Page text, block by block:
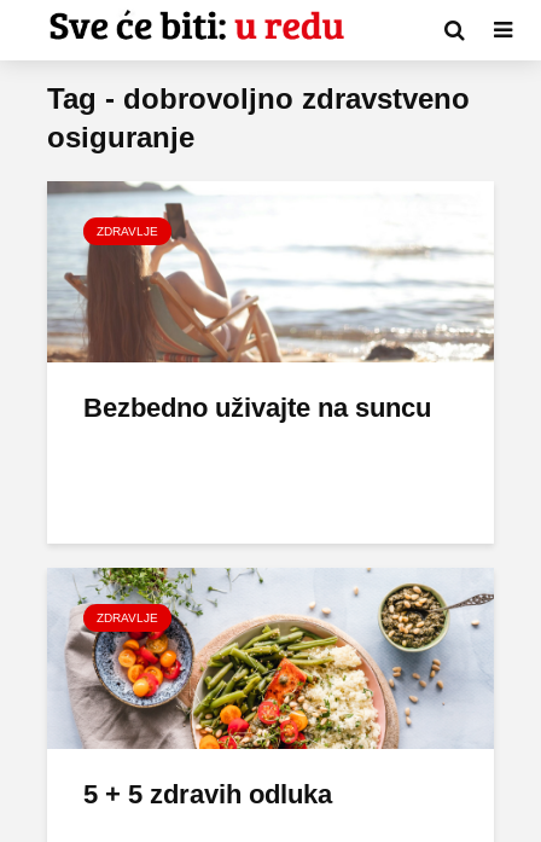
Tag - dobrovoljno zdravstveno
osiguranje
ZDRAVLJE
Bezbedno uživajte na suncu
ZDRAVLJE
5 + 5 zdravih odluka